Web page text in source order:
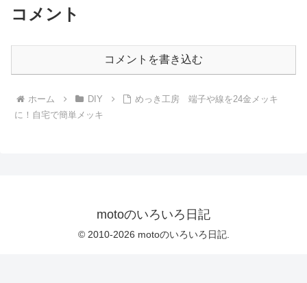
コメント
コメントを書き込む
ホーム DIY
めっき工房 端子や線を24金メッキ
に！自宅で簡単メッキ
motoのいろいろ日記
© 2010-2026 motoのいろいろ日記.